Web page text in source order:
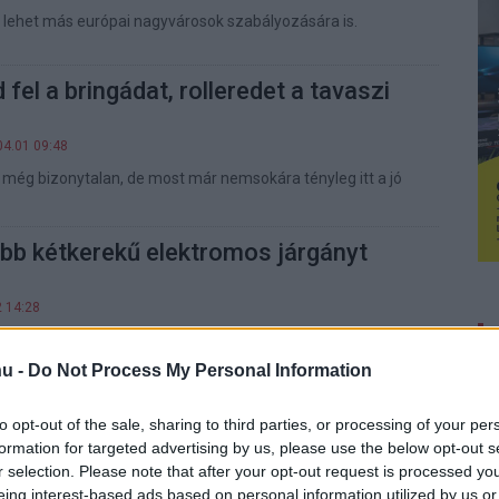
- Do Not Process My Personal Information
opt-out of the sale, sharing to third parties, or processing of your
for targeted advertising by us, please use the below opt-out
selection. Please note that after your opt-out request is processed
interest-based ads based on personal information utilized by us
más európai nagyvárosok szabályozására is.
fel a bringádat, rolleredet a tavaszi
09:48
bizonytalan, de most már nemsokára tényleg itt a jó
kétkerekű elektromos járgányt
14:28
rollerek Párizs utcáiról
19:49